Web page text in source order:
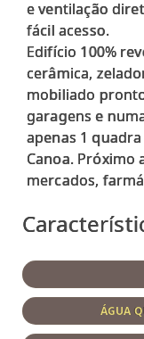
e ventilação
fácil acesso.
Edifício 100%
cerâmica,
mobiliado
garagens e
apenas 1
Canoa. Próximo
ÁGUA